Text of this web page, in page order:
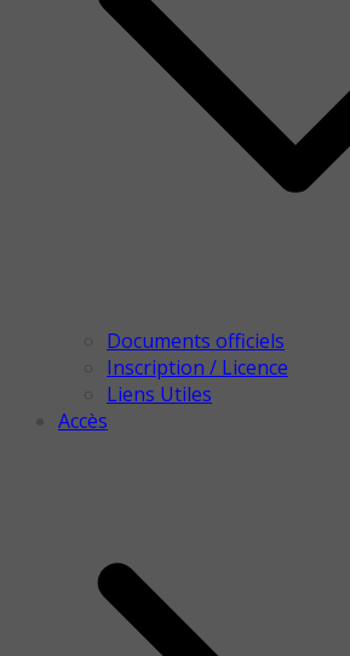
Documents officiels
Inscription / Licence
Liens Utiles
Accès